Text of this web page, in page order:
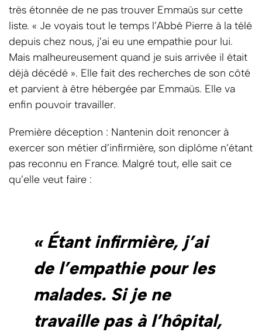
très étonnée de ne pas trouver Emmaüs sur cette
liste. « Je voyais tout le temps l’Abbé Pierre à la télé
depuis chez nous, j’ai eu une empathie pour lui.
Mais malheureusement quand je suis arrivée il était
déjà décédé ». Elle fait des recherches de son côté
et parvient à être hébergée par Emmaüs. Elle va
enfin pouvoir travailler.
Première déception : Nantenin doit renoncer à
exercer son métier d’infirmière, son diplôme n’étant
pas reconnu en France. Malgré tout, elle sait ce
qu’elle veut faire :
« Étant infirmière, j’ai
de l’empathie pour les
malades. Si je ne
travaille pas à l’hôpital,